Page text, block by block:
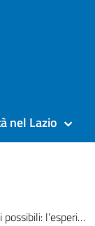
nel Lazio
di Roma Tre nelle carceri del Lazio